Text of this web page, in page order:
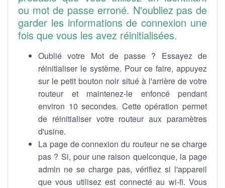
ou mot de passe erroné. N'oubliez pas de
garder les informations de connexion une
fois que vous les avez réinitialisées.
Oublié votre Mot de passe ? Essayez de
réinitialiser le système. Pour ce faire, appuyez
sur le petit bouton noir situé à l'arrière de votre
routeur et maintenez-le enfoncé pendant
environ 10 secondes. Cette opération permet
de réinitialiser votre routeur aux paramètres
d'usine.
La page de connexion du routeur ne se charge
pas ? Si, pour une raison quelconque, la page
admin ne se charge pas, vérifiez si l'appareil
que vous utilisez est connecté au wi-fi. Vous